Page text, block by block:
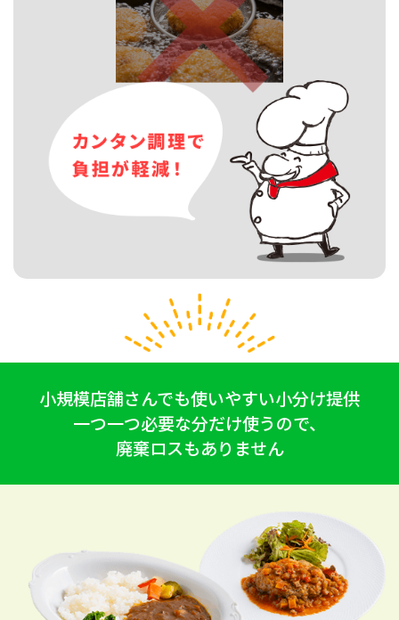
小規模店舗さんでも使いやすい小分け提供
一つ一つ必要な分だけ使うので、
廃棄ロスもありません